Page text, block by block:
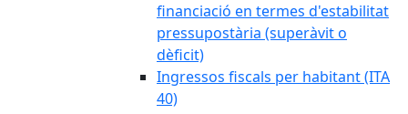
financiació en termes d'estabilitat
pressupostària (superàvit o
dèficit)
Ingressos fiscals per habitant (ITA
40)